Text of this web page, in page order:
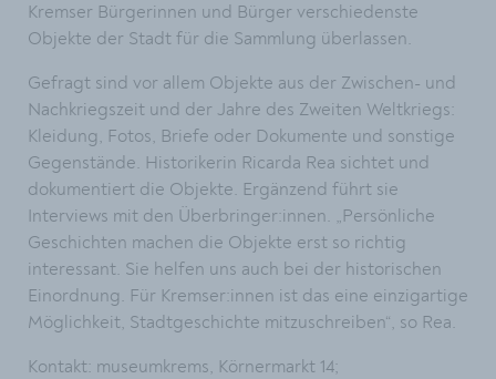
Kremser Bürgerinnen und Bürger verschiedenste
Objekte der Stadt für die Sammlung überlassen.
Gefragt sind vor allem Objekte aus der Zwischen- und
Nachkriegszeit und der Jahre des Zweiten Weltkriegs:
Kleidung, Fotos, Briefe oder Dokumente und sonstige
Gegenstände. Historikerin Ricarda Rea sichtet und
dokumentiert die Objekte. Ergänzend führt sie
Interviews mit den Überbringer:innen. „Persönliche
Geschichten machen die Objekte erst so richtig
interessant. Sie helfen uns auch bei der historischen
Einordnung. Für Kremser:innen ist das eine einzigartige
Möglichkeit, Stadtgeschichte mitzuschreiben“, so Rea.
Kontakt: museumkrems, Körnermarkt 14;